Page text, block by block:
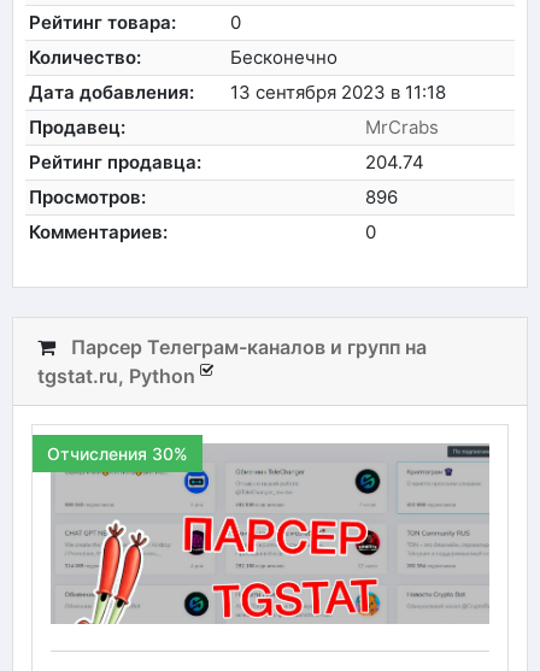
Рейтинг товара:
0
Количество:
Бесконечно
Дата добавления:
13 сентября 2023 в 11:18
Продавец:
MrCrabs
Рейтинг продавца:
204.74
Просмотров:
896
Комментариев:
0
Парсер Телеграм-каналов и групп на
tgstat.ru, Python
Отчисления 30%